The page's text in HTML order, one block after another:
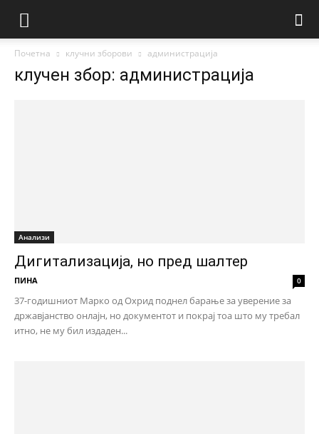
Почетна клучни зборови администрација
клучен збор: администрација
Анализи
Дигитализација, но пред шалтер
ПИНА 0
37-годишниот Марко од Охрид поднел барање за уверение за
државјанство онлајн, но документот и покрај тоа што му требал
итно, не му бил издаден...